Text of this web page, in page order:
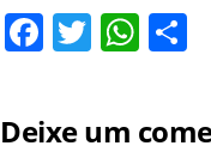
Facebook
Twitter
Deixe um